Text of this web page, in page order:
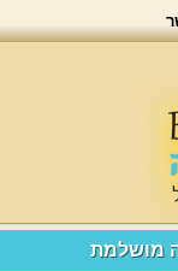
מושלמת